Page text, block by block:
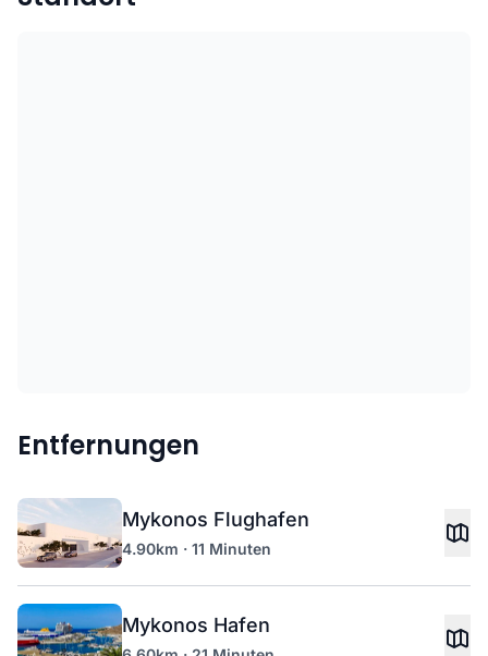
Entfernungen
Mykonos Flughafen
4.90km · 11 Minuten
Mykonos Hafen